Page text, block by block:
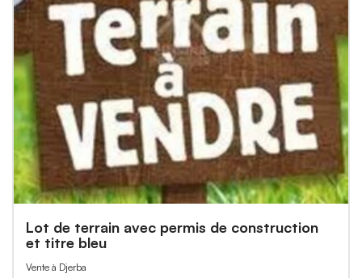
Lot de terrain avec permis de construction
et titre bleu
Vente à Djerba